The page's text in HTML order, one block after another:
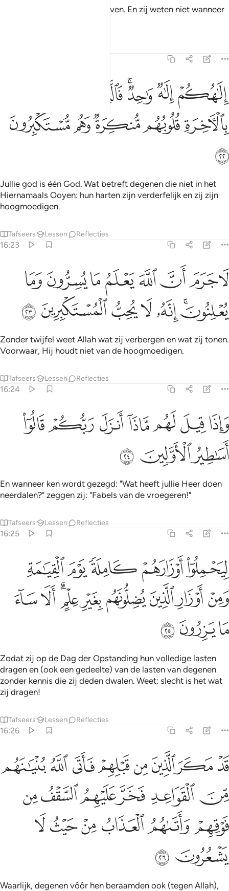
Doden en zijn zij zonder te leven. En zij weten niet wanneer
الاهكم الاه واحد فالذين لا يومنون بالاخرة قلوبهم منكرة وهم مستكبرون
إِلَـٰهُكُمْ إِلَـٰهٌۭ وَٰحِدٌۭ ۚ فَٱلَّذِينَ لَا يُؤْمِنُونَ بِٱلْـَٔاخِرَةِ قُلُوبُهُم مُّنكِرَةٌۭ
ﲃﲄﲅﲆﲇ
ﲊﲋﲌﲍﲎ
ﲏ
Jullie god is één God. Wat betreft degenen die niet in het
Hiernamaals Ooyen: hun harten zijn verderfelijk en zij zijn
hoogmoedigen.
Tafseers Lessen Reflecties
16:23
لا جرم ان الله يعلم ما يسرون وما يعلنون انه لا يحب المستكبرين ٢٣
لَا جَرَمَ أَنَّ ٱللَّهَ يَعْلَمُ مَا يُسِرُّونَ وَمَا يُعْلِنُونَ ۚ إِنَّهُۥ لَا يُحِبُّ
ﲐﲑﲒﲓﲔﲕﲖﲗ
ﲘﲙﲚﲛﲜﲝﲞ
Zonder twijfel weet Allah wat zij verbergen en wat zij tonen.
Voorwaar, Hij houdt niet van de hoogmoedigen.
Tafseers Lessen Reflecties
16:24
واذا قيل لهم ماذا انزل ربكم قالوا اساطير الاولين ٢٤
وَإِذَا قِيلَ لَهُم مَّاذَآ أَنزَلَ رَبُّكُمْ ۙ قَالُوٓا۟ أَسَـٰطِيرُ ٱلْأَوَّلِينَ
ﲟﲠﲡﲢﲣﲤﲥ
ﲦﲧ ﲨ
En wanneer ken wordt gezegd: "Wat heeft jullie Heer doen
neerdalen?" zeggen zij: "Fabels van de vroegeren!"
Tafseers Lessen Reflecties
16:25
ليحملوا اوزارهم كاملة يوم القيامة ومن اوزار الذين يضلونهم بغير علم
لِيَحْمِلُوٓا۟ أَوْزَارَهُمْ كَامِلَةًۭ يَوْمَ ٱلْقِيَـٰمَةِ ۙ وَمِنْ أَوْزَارِ ٱلَّذِينَ يُضِلُّونَهُم بِغَيْرِ عِلْمٍ
ﲩﲪﲫﲬﲭ
ﲮﲯﲰﲱﲲﲳﲴﲵﲶ
ﲷﲸﲹ
Zodat zij op de Dag der Opstanding hun volledige lasten
dragen en (ook een gedeelte) van de lasten van degenen
zonder kennis die zij deden dwalen. Weet: slecht is het wat
zij dragen!
Tafseers Lessen Reflecties
16:26
قد مكر الذين من قبلهم فاتى الله بنيانهم من القواعد فخر عليهم
قَدْ مَكَرَ ٱلَّذِينَ مِن قَبْلِهِمْ فَأَتَى ٱللَّهُ بُنْيَـٰنَهُم مِّنَ ٱلْقَوَاعِدِ فَخَرَّ عَلَيْهِمُ
ﲺﲻﲼﲽﲾﲿﳀﳁ
ﳂﳃ ﳄﳅﳆﳇ
ﳈﳉﳊﳋﳌﳍ
ﳎ ﳏ
Waarlijk, degenen vôôr hen beraamden ook (tegen Allah),